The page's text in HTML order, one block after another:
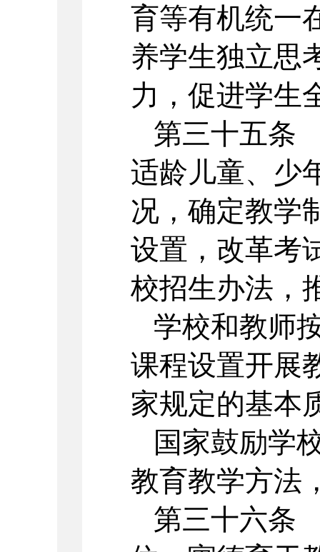
育等有机统一
养学生独立思
力，促进学生
第三十五条
适龄儿童、少
况，确定教学
设置，改革考
校招生办法，
学校和教师
课程设置开展
家规定的基本
国家鼓励学
教育教学方法
第三十六条